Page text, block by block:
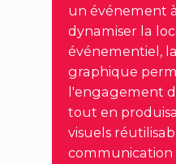
un événement
dynamiser la
événementiel,
graphique
l'engagement
tout en
visuels
communication